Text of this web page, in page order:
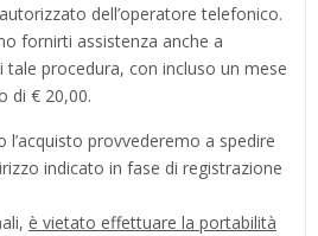
dell’operatore telefonico.
fornirti assistenza anche a
tale procedura, con incluso un mese
di € 20,00.
provvederemo a spedire
indicato in fase di registrazione
è vietato effettuare la portabilità